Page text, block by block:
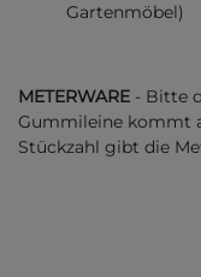
Gartenmöbel)
METERWARE - Bitte
Gummileine kommt
Stückzahl gibt die